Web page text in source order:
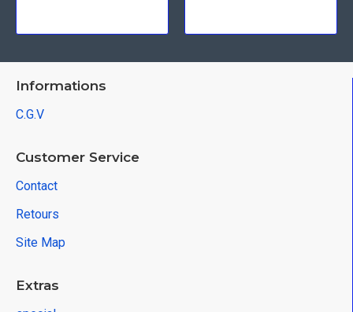
Informations
C.G.V
Customer Service
Contact
Retours
Site Map
Extras